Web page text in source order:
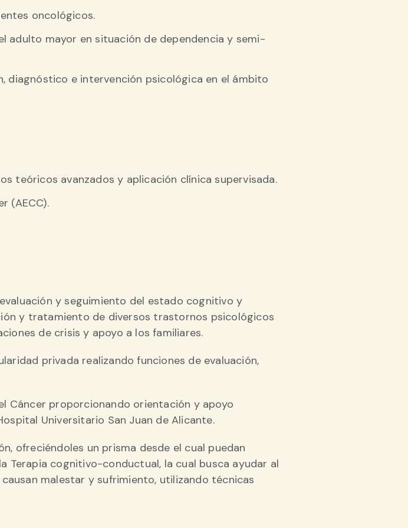
oncológicos.
adulto mayor en situación de dependencia y semi-
diagnóstico e intervención psicológica en el ámbito
teóricos avanzados y aplicación clínica supervisada.
(AECC).
y seguimiento del estado cognitivo y
y tratamiento de diversos trastornos psicológicos
de crisis y apoyo a los familiares.
privada realizando funciones de evaluación,
Cáncer proporcionando orientación y apoyo
Universitario San Juan de Alicante.
ofreciéndoles un prisma desde el cual puedan
Terapia cognitivo-conductual, la cual busca ayudar al
malestar y sufrimiento, utilizando técnicas